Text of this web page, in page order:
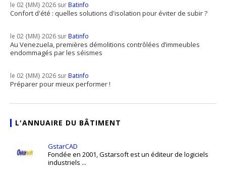
le 02 {MM} 2026 surBatinfo
Confort d'été : quelles solutions d'isolation pour éviter de subir ?
le 02 {MM} 2026 surBatinfo
Au Venezuela, premières démolitions contrôlées d’immeubles
endommagés par les séismes
le 02 {MM} 2026 surBatinfo
Préparer pour mieux performer !
L'ANNUAIRE DU BÂTIMENT
GstarCAD
Fondée en 2001, Gstarsoft est un éditeur de logiciels
industriels ...